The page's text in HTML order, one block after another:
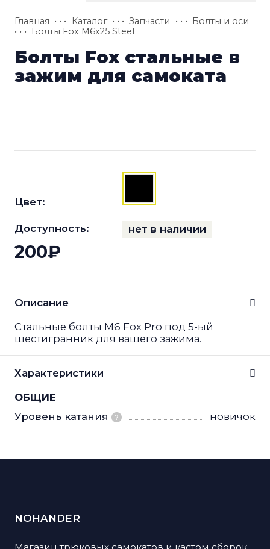
Главная • • • Каталог • • • Запчасти • • •
Болты и оси
• • •
Болты Fox М6х25 Steel
Болты Fox стальные в
зажим для самоката
Цвет:
Доступность: нет в наличии
200₽
Описание
Стальные болты М6 Fox Pro под 5-ый
шестигранник для вашего зажима.
Характеристики
ОБЩИЕ
Уровень катания
? новичок
NOHANDER